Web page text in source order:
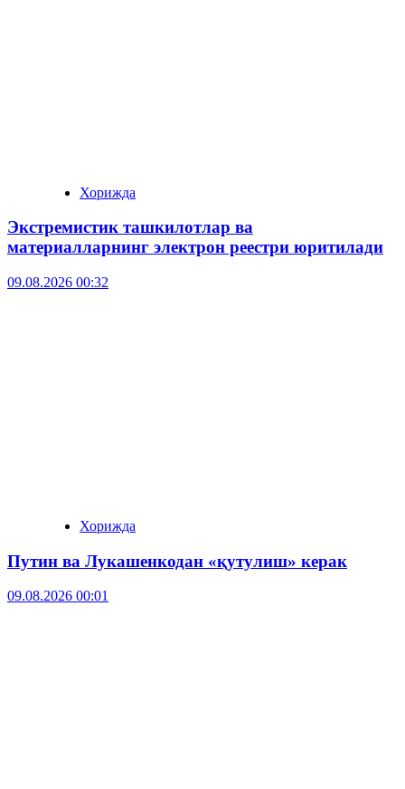
Хорижда
Экстремистик ташкилотлар ва
материалларнинг электрон реестри юритилади
09.08.2026 00:32
Хорижда
Путин ва Лукашенкодан «қутулиш» керак
09.08.2026 00:01